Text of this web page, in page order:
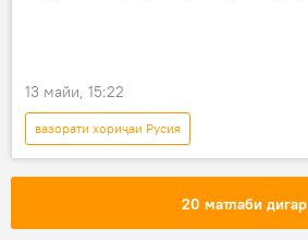
13 майи, 15:22
вазорати хориҷаи Русия
кӯч бастан
20 матлаби дигар